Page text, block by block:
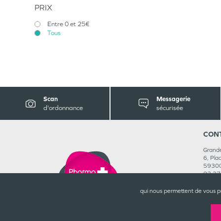
qui nous permettent de vous
PRIX
Entre 0 et 25€
Tous
Scan
d'ordonnance
Messagerie
sécurisée
6,
03